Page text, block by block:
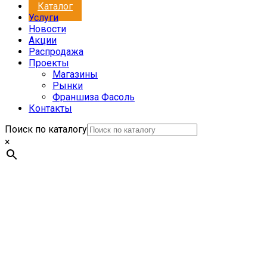
Каталог
Услуги
Новости
Акции
Распродажа
Проекты
Магазины
Рынки
Франшиза Фасоль
Контакты
Поиск по каталогу
×